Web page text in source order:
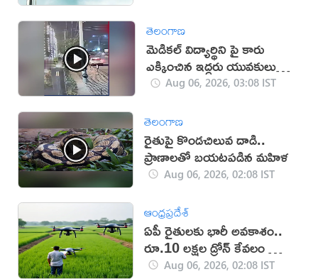
తెలంగాణ
మెడికల్ విద్యార్థిని పై కారు
ఎక్కించిన ఇద్దరు యువకులు
(వీడియో)
Aug 06, 2026, 03:08 IST
తెలంగాణ
రైతుపై కొండచిలువ దాడి..
ప్రాణాలతో బయటపడిన మహిళ
Aug 06, 2026, 02:08 IST
ఆంధ్రప్రదేశ్
ఏపీ రైతులకు భారీ అవకాశం..
రూ.10 లక్షల డ్రోన్ కేవలం రూ.2
లక్షలకే!Aug 06, 2026, 02:08 IST